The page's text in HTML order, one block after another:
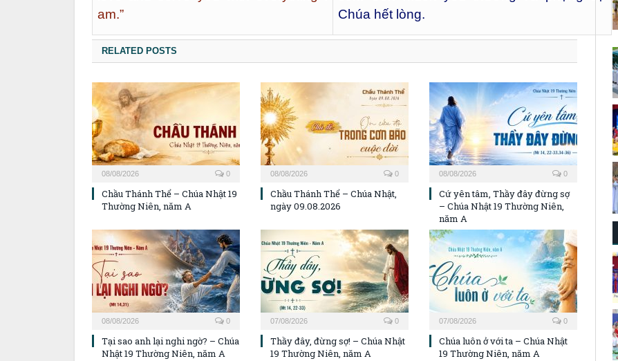
am.”
Chúa hết lòng.
RELATED POSTS
08/08/2026 0
Chầu Thánh Thể – Chúa Nhật 19
Thường Niên, năm A
08/08/2026 0
Chầu Thánh Thể – Chúa Nhật,
ngày 09.08.2026
08/08/2026 0
Cứ yên tâm, Thầy đây đừng sợ
– Chúa Nhật 19 Thường Niên,
năm A
08/08/2026 0
Tại sao anh lại nghi ngờ? – Chúa
Nhật 19 Thường Niên, năm A
07/08/2026 0
Thầy đây, đừng sợ! – Chúa Nhật
19 Thường Niên, năm A
07/08/2026 0
Chúa luôn ở với ta – Chúa Nhật
19 Thường Niên, năm A